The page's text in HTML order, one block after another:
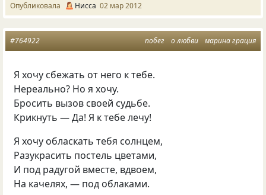
Опубликовала Нисса 02 мар 2012
побег о любви марина грация
#764922
Я хочу сбежать от него к тебе.
Нереально? Но я хочу.
Бросить вызов своей судьбе.
Крикнуть — Да! Я к тебе лечу!
Я хочу обласкать тебя солнцем,
Разукрасить постель цветами,
И под радугой вместе, вдвоем,
На качелях, — под облаками.